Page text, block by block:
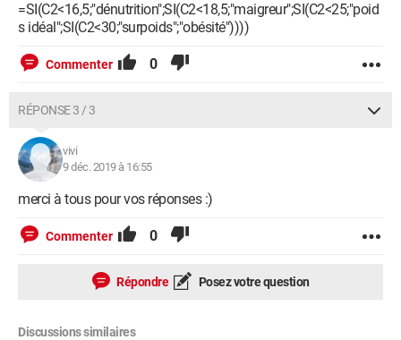
=SI(C2<16,5;"dénutrition";SI(C2<18,5;"maigreur";SI(C2<25;"poid
s idéal";SI(C2<30;"surpoids";"obésité"))))
Commenter 0
RÉPONSE 3 / 3
vivi
9 déc. 2019 à 16:55
merci à tous pour vos réponses :)
Commenter 0
Répondre Posez votre question
Discussions similaires